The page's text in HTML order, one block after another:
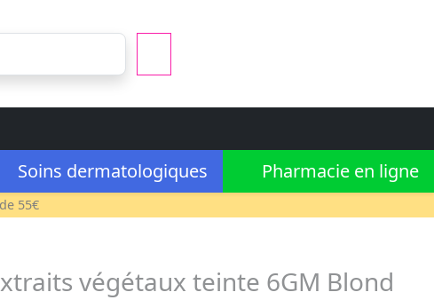
Soins dermatologiques
Pharmacie en ligne
55€
végétaux teinte 6GM Blond